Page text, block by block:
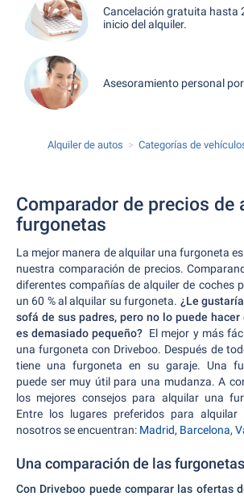
Cancelación gratuita hasta
inicio del alquiler.
Asesoramiento personal
Alquiler de autos Categorías de
Comparador de precios de
furgonetas
La mejor manera de alquilar una furgoneta
nuestra comparación de precios.
diferentes compañías de alquiler de coches
un 60 % al alquilar su furgoneta. ¿Le
sofá de sus padres, pero no lo puede hacer
es demasiado pequeño? El mejor y más
una furgoneta con Driveboo. Después de
tiene una furgoneta en su garaje. Una
puede ser muy útil para una mudanza. A
los mejores consejos para alquilar una
Entre los lugares preferidos para
nosotros se encuentran: Madrid, Barcelona,
Una comparación de las
Con Driveboo puede comparar las ofertas